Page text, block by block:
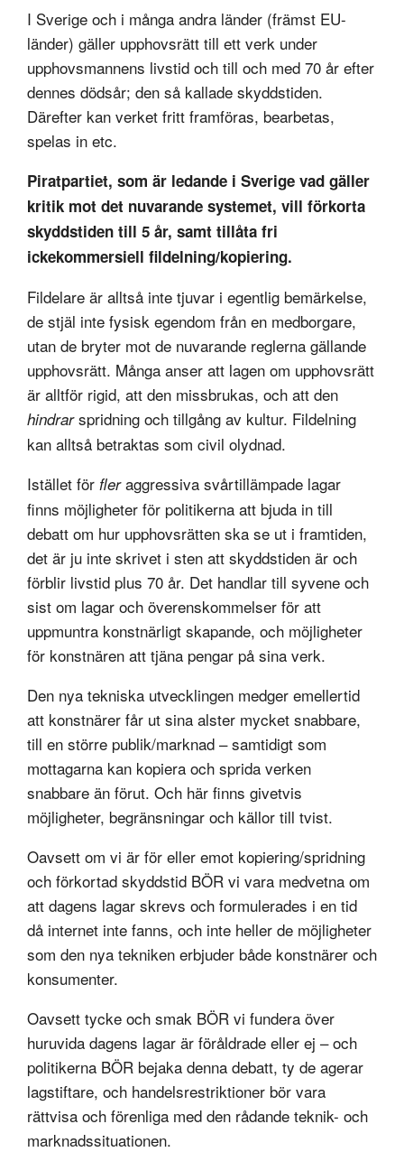
I Sverige och i många andra länder (främst EU-
länder) gäller upphovsrätt till ett verk under
upphovsmannens livstid och till och med 70 år efter
dennes dödsår; den så kallade skyddstiden.
Därefter kan verket fritt framföras, bearbetas,
spelas in etc.
Piratpartiet, som är ledande i Sverige vad gäller
kritik mot det nuvarande systemet, vill förkorta
skyddstiden till 5 år, samt tillåta fri
ickekommersiell fildelning/kopiering.
Fildelare är alltså inte tjuvar i egentlig bemärkelse,
de stjäl inte fysisk egendom från en medborgare,
utan de bryter mot de nuvarande reglerna gällande
upphovsrätt. Många anser att lagen om upphovsrätt
är alltför rigid, att den missbrukas, och att den
hindrarspridning och tillgång av kultur. Fildelning
kan alltså betraktas som civil olydnad.
Istället för fleraggressiva svårtillämpade lagar
finns möjligheter för politikerna att bjuda in till
debatt om hur upphovsrätten ska se ut i framtiden,
det är ju inte skrivet i sten att skyddstiden är och
förblir livstid plus 70 år. Det handlar till syvene och
sist om lagar och överenskommelser för att
uppmuntra konstnärligt skapande, och möjligheter
för konstnären att tjäna pengar på sina verk.
Den nya tekniska utvecklingen medger emellertid
att konstnärer får ut sina alster mycket snabbare,
till en större publik/marknad – samtidigt som
mottagarna kan kopiera och sprida verken
snabbare än förut. Och här finns givetvis
möjligheter, begränsningar och källor till tvist.
Oavsett om vi är för eller emot kopiering/spridning
och förkortad skyddstid BÖR vi vara medvetna om
att dagens lagar skrevs och formulerades i en tid
då internet inte fanns, och inte heller de möjligheter
som den nya tekniken erbjuder både konstnärer och
konsumenter.
Oavsett tycke och smak BÖR vi fundera över
huruvida dagens lagar är föråldrade eller ej – och
politikerna BÖR bejaka denna debatt, ty de agerar
lagstiftare, och handelsrestriktioner bör vara
rättvisa och förenliga med den rådande teknik- och
marknadssituationen.